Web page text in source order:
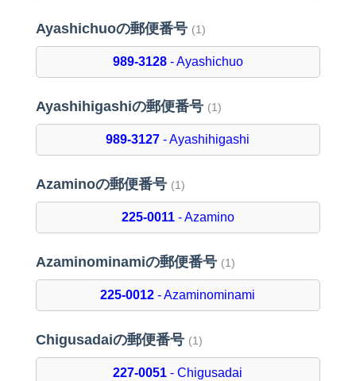
Ayashichuoの郵便番号 (1)
989-3128- Ayashichuo
Ayashihigashiの郵便番号 (1)
989-3127 - Ayashihigashi
Azaminoの郵便番号 (1)
225-0011- Azamino
Azaminominamiの郵便番号 (1)
225-0012 - Azaminominami
Chigusadaiの郵便番号 (1)
227-0051 - Chigusadai